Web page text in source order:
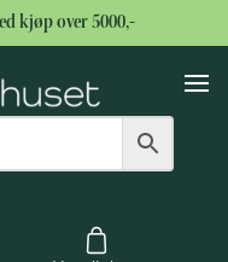
kjøp over 5000,-